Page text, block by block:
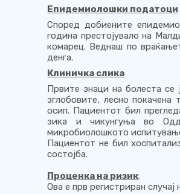
Епидемиолошки податоци
Според добиените
година престојувало на
комарец. Веднаш по
денга.
Клиничка слика
Првите знаци на болеста се
зглобовите, лесно
осип. Пациентот бил
зика и чикунгуња во
микробиолошкото
Пациентот не бил
состојба.
Проценка на ризик:
Ова е прв регистриран